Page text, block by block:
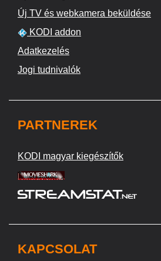
Új TV és webkamera beküldése
KODI addon
Adatkezelés
Jogi tudnivalók
PARTNEREK
KODI magyar kiegészítők
KAPCSOLAT